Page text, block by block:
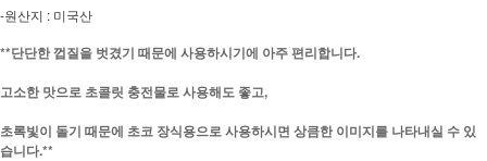
-원산지 : 미국산
**단단한 껍질을 벗겼기 때문에 사용하시기에 아주 편리합니다.
고소한 맛으로 초콜릿 충전물로 사용해도 좋고,
초록빛이 돌기 때문에 초코 장식용으로 사용하시면 상큼한 이미지를 나타내실 수 있
습니다.**